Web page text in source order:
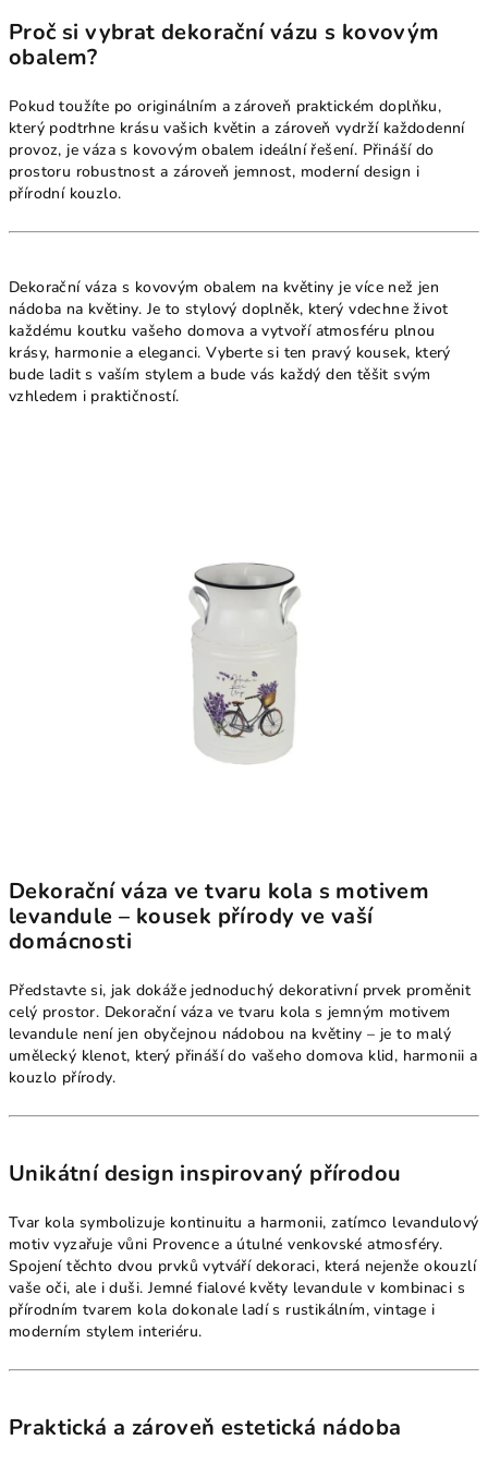
Proč si vybrat dekorační vázu s kovovým
obalem?
Pokud toužíte po originálním a zároveň praktickém doplňku,
který podtrhne krásu vašich květin a zároveň vydrží každodenní
provoz, je váza s kovovým obalem ideální řešení. Přináší do
prostoru robustnost a zároveň jemnost, moderní design i
přírodní kouzlo.
Dekorační váza s kovovým obalem na květiny je více než jen
nádoba na květiny. Je to stylový doplněk, který vdechne život
každému koutku vašeho domova a vytvoří atmosféru plnou
krásy, harmonie a eleganci. Vyberte si ten pravý kousek, který
bude ladit s vaším stylem a bude vás každý den těšit svým
vzhledem i praktičností.
Dekorační váza ve tvaru kola s motivem
levandule – kousek přírody ve vaší
domácnosti
Představte si, jak dokáže jednoduchý dekorativní prvek proměnit
celý prostor. Dekorační váza ve tvaru kola s jemným motivem
levandule není jen obyčejnou nádobou na květiny – je to malý
umělecký klenot, který přináší do vašeho domova klid, harmonii a
kouzlo přírody.
Unikátní design inspirovaný přírodou
Tvar kola symbolizuje kontinuitu a harmonii, zatímco levandulový
motiv vyzařuje vůni Provence a útulné venkovské atmosféry.
Spojení těchto dvou prvků vytváří dekoraci, která nejenže okouzlí
vaše oči, ale i duši. Jemné fialové květy levandule v kombinaci s
přírodním tvarem kola dokonale ladí s rustikálním, vintage i
moderním stylem interiéru.
Praktická a zároveň estetická nádoba